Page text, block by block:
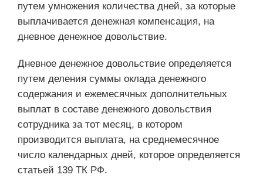
путем умножения количества дней, за которые
выплачивается денежная компенсация, на
дневное денежное довольствие.
Дневное денежное довольствие определяется
путем деления суммы оклада денежного
содержания и ежемесячных дополнительных
выплат в составе денежного довольствия
сотрудника за тот месяц, в котором
производится выплата, на среднемесячное
число календарных дней, которое определяется
статьей 139 ТК РФ.